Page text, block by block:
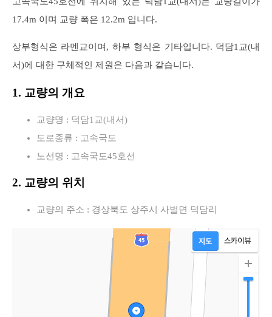
17.4m 이며 교량 폭은 12.2m 입니다.
상부형식은 라멘교이며, 하부 형식은 기타입니다. 덕담1교(내
서)에 대한 구체적인 제원은 다음과 같습니다.
1. 교량의 개요
교량명 : 덕담1교(내서)
도로종류 : 고속국도
노선명 : 고속국도45호선
2. 교량의 위치
교량의 주소 : 경상북도 상주시 사벌면 덕담리